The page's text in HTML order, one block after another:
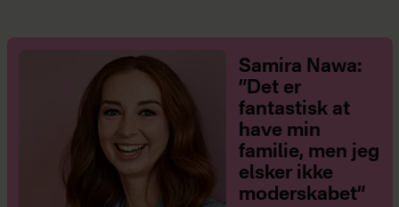
Samira Nawa:
”Det er
fantastisk at
have min
familie, men jeg
elsker ikke
moderskabet”